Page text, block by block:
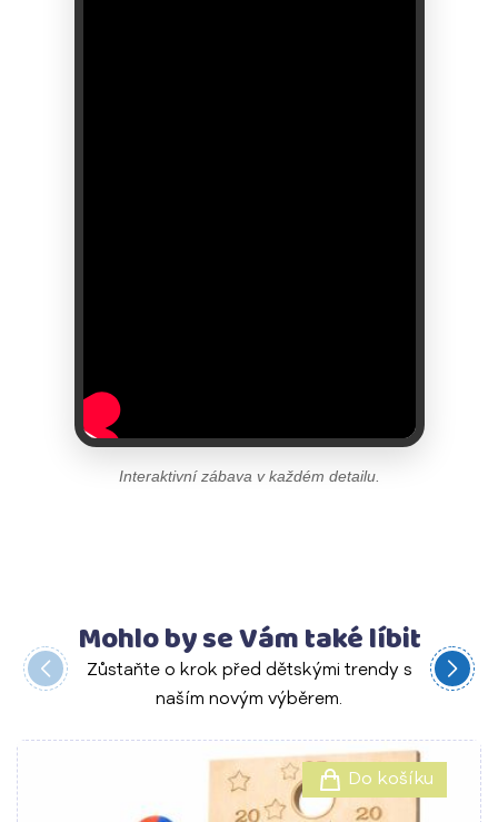
Interaktivní zábava v každém detailu.
Mohlo by se Vám také líbit
Zůstaňte o krok před dětskými trendy s
naším novým výběrem.
Do košíku